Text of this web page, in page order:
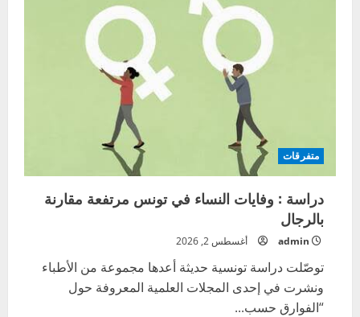
التقلبات
المناخية
المنتظرة
متفرقات
دراسة : وفايات النساء في تونس مرتفعة مقارنة
بالرجال
admin أغسطس 2, 2026
توصّلت دراسة تونسية حديثة أعدها مجموعة من الأطباء
ونشرت في إحدى المجلات العلمية المعروفة حول
“الفوارق حسب...